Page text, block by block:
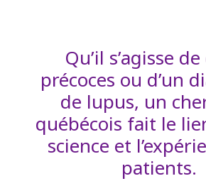
Qu’il s’agisse
précoces ou d’un
de lupus, un
québécois fait le
science et
patients.